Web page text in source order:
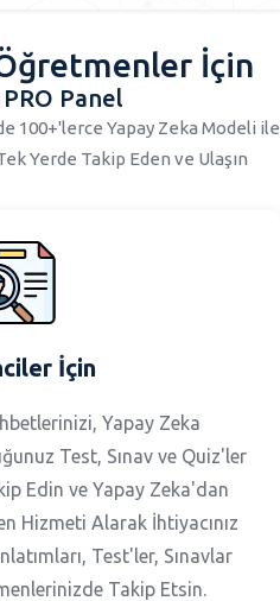
İçin
Panel
100+'lerce Yapay Zeka Modeli ile
Yerde Takip Eden ve Ulaşın
İçin
Yapay Zeka
Test, Sınav ve Quiz'ler
Edin ve Yapay Zeka'dan
Hizmeti Alarak İhtiyacınız
Test'ler, Sınavlar
Takip Etsin.